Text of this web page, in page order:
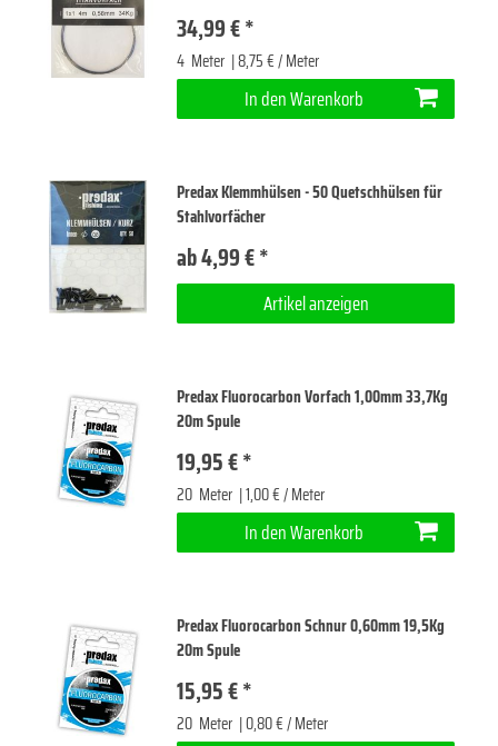
34,99 € *
4 Meter | 8,75 € / Meter
In den Warenkorb
Predax Klemmhülsen - 50 Quetschhülsen für
Stahlvorfächer
ab 4,99 € *
Artikel anzeigen
Predax Fluorocarbon Vorfach 1,00mm 33,7Kg
20m Spule
19,95 € *
20 Meter | 1,00 € / Meter
In den Warenkorb
Predax Fluorocarbon Schnur 0,60mm 19,5Kg
20m Spule
15,95 € *
20 Meter | 0,80 € / Meter